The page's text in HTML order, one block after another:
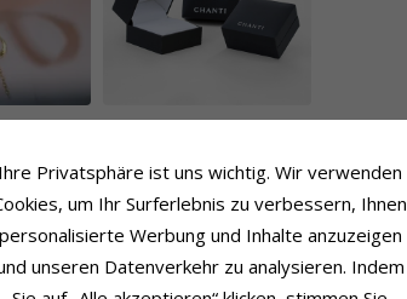
Fassung
Höhe Mit Öse:
Ihre Privatsphäre ist uns wichtig. Wir verwenden
um Ihr Surferlebnis zu verbessern, Ihnen
personalisierte Werbung und Inhalte anzuzeigen
unseren Datenverkehr zu analysieren. Indem